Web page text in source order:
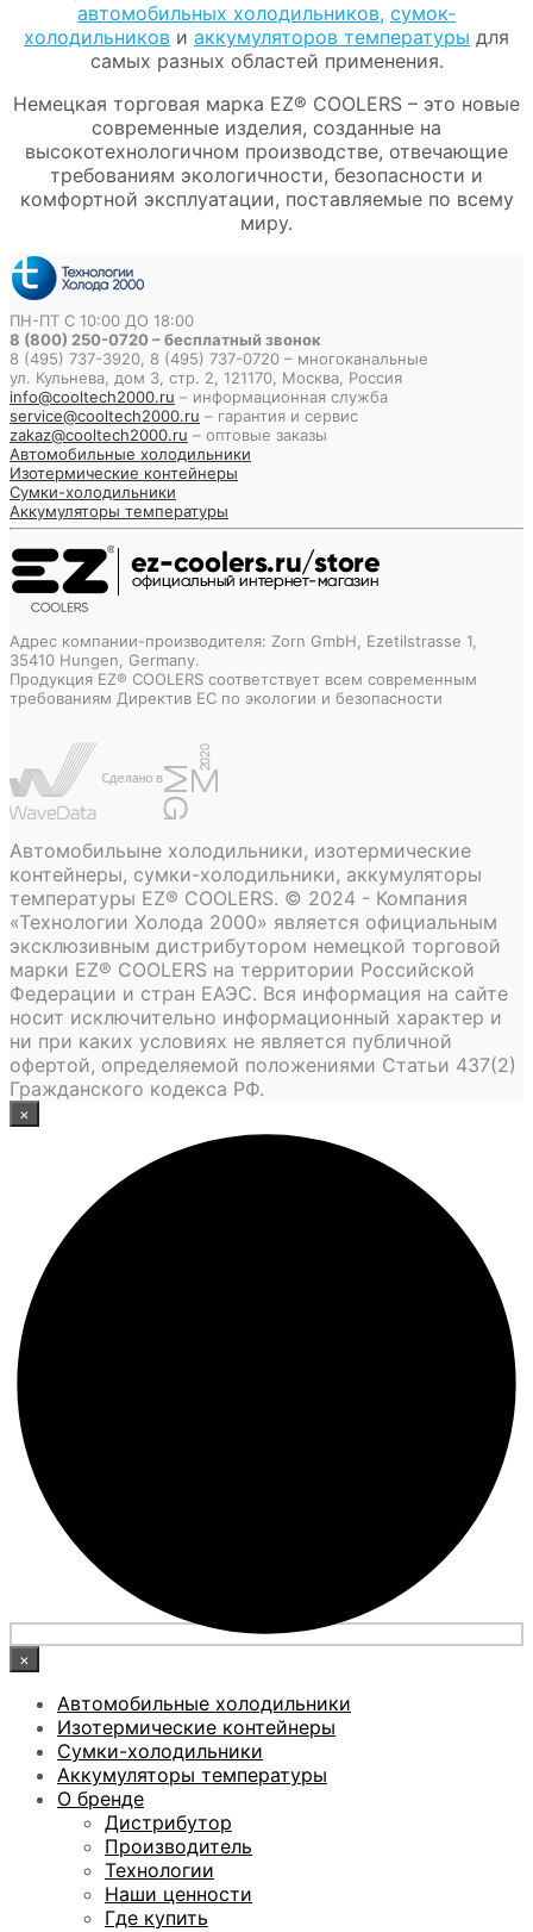
автомобильных холодильников, сумок-
холодильников и аккумуляторов температуры для
самых разных областей применения.
Немецкая торговая марка EZ® COOLERS – это новые
современные изделия, созданные на
высокотехнологичном производстве, отвечающие
требованиям экологичности, безопасности и
комфортной эксплуатации, поставляемые по всему
миру.
ПН-ПТ С 10:00 ДО 18:00
8 (800) 250-0720 – бесплатный звонок
8 (495) 737-3920, 8 (495) 737-0720 – многоканальные
ул. Кульнева, дом 3, стр. 2, 121170, Москва, Россия
info@cooltech2000.ru – информационная служба
service@cooltech2000.ru – гарантия и сервис
zakaz@cooltech2000.ru – оптовые заказы
Автомобильные холодильники
Изотермические контейнеры
Сумки-холодильники
Аккумуляторы температуры
Адрес компании-производителя: Zorn GmbH, Ezetilstrasse 1,
35410 Hungen, Germany.
Продукция EZ® COOLERS соответствует всем современным
требованиям Директив ЕС по экологии и безопасности
Автомобильыне холодильники, изотермические
контейнеры, сумки-холодильники, аккумуляторы
температуры EZ® COOLERS. © 2024 - Компания
«Технологии Холода 2000» является официальным
эксклюзивным дистрибутором немецкой торговой
марки EZ® COOLERS на территории Российской
Федерации и стран ЕАЭС. Вся информация на сайте
носит исключительно информационный характер и
ни при каких условиях не является публичной
офертой, определяемой положениями Статьи 437(2)
Гражданского кодекса РФ.
×
×
Автомобильные холодильники
Изотермические контейнеры
Сумки-холодильники
Аккумуляторы температуры
О бренде
Дистрибутор
Производитель
Технологии
Наши ценности
Где купить